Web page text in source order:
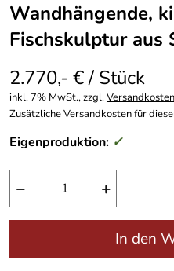
Wandhängende,
Fischskulptur aus
2.770,- € / Stück
inkl. 7% MwSt., zzgl.Versandkosten
Zusätzliche Versandkosten für
Eigenproduktion: ✓
− +
In den